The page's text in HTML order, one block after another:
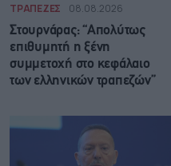
ΤΡΑΠΕΖΕΣ 08.08.2026
Στουρνάρας: “Απολύτως
επιθυμητή η ξένη
συμμετοχή στο κεφάλαιο
των ελληνικών τραπεζών”